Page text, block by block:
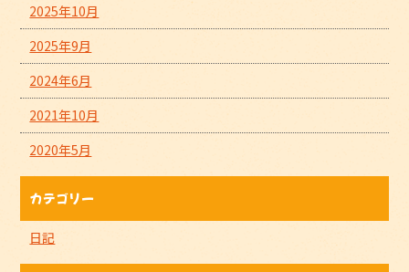
2025年10月
2025年9月
2024年6月
2021年10月
2020年5月
カテゴリー
日記